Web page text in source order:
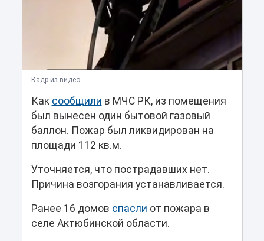
Кадр из видео
Как сообщили в МЧС РК, из помещения
был вынесен один бытовой газовый
баллон. Пожар был ликвидирован на
площади 112 кв.м.
Уточняется, что пострадавших нет.
Причина возгорания устанавливается.
Ранее 16 домов спасли от пожара в
селе Актюбинской области.